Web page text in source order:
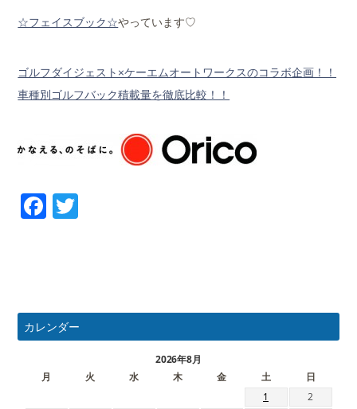
☆フェイスブック☆やっています♡
ゴルフダイジェスト×ケーエムオートワークスのコラボ企画！！
車種別ゴルフバック積載量を徹底比較！！
Facebook
カレンダー
2026年8月
月
火 水 木 金 土
日
1
2